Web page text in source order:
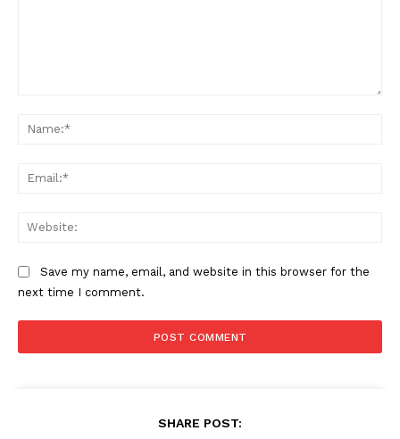
Save my name, email, and website in this browser for the
next time I comment.
SHARE POST: